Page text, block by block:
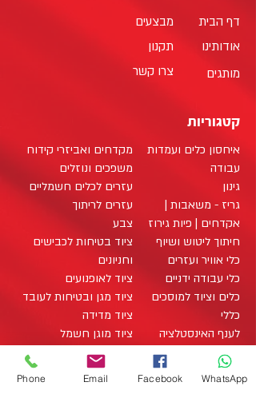
מבצעים
תקנון
צרו קשר
דף הבית
אודותינו
מותגים
קטגוריות
מקדחים ואביזרי קידוח
משפכים ונוזלים
עזרים לכלים חשמליים
עזרים לריתוך
צבע
ציוד בטיחות לכבישים
וחניונים
ציוד לאופנועים
ציוד מגן ובטיחות לעובד
ציוד מדידה
ציוד מוגן חשמל
ציוד מיגון לעבודה על
רכבים היברידיים
איחסון כלים ועמדות
עבודה
גינון
גריז - משאבות |
אקדחים | פיות גירוז
חיתוך ליטוש ושיוף
כלי אוויר ועזרים
כלי עבודה ידניים
כלים וציוד למוסכים
כללי
לענף האינסטלציה
לענף הבניה
לענף החשמל
לענף העץ
Phone Email Facebook WhatsApp